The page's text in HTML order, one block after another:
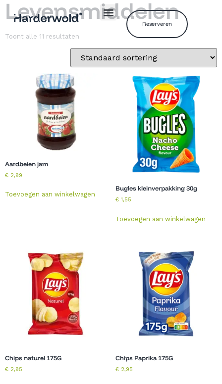
Reserveren
Levensmiddelen
Toont alle 11 resultaten
Aardbeien jam
€ 2,99
Toevoegen aan winkelwagen
Bugles kleinverpakking 30g
€1,55
Toevoegen aan winkelwagen
Chips naturel 175G
€ 2,95
Chips Paprika 175G
€2,95